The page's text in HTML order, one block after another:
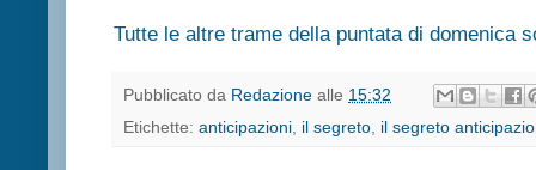
Tutte le altre trame della puntata di domenica
Pubblicato da Redazione alle 15:32
Etichette: anticipazioni il segreto il segreto